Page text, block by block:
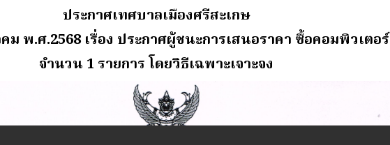
ประกาศเทศบาลเมืองศรีสะเกษ
ม พ.ศ.2568 เรื่อง ประกาศผู้ชนะการเสนอราคา ซื้อคอมพิวเตอร์
จํานวน 1 รายการ โดยวิธีเฉพาะเจาะจง